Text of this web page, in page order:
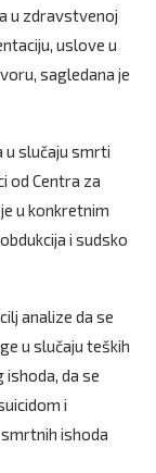
u zdravstvenoj
uslove u
sagledana je
u slučaju smrti
od Centra za
u konkretnim
i sudsko
analize da se
u slučaju teških
da se
i
ishoda